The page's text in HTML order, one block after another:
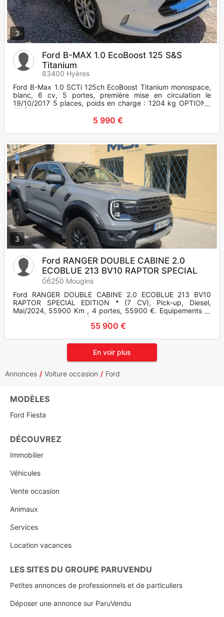
3
Ford B-MAX 1.0 EcoBoost 125 S&S
Titanium
83400 Hyères
Ford B-Max 1.0 SCTi 125ch EcoBoost Titanium monospace,
blanc, 6 cv, 5 portes, première mise en circulation le
19/10/2017 5 places, poids en charge : 1204 kg OPTIONS
ET ÉQUIPEMEN
5 990 €
3
Ford RANGER DOUBLE CABINE 2.0
ECOBLUE 213 BV10 RAPTOR SPECIAL
EDITION
06250 Mougins
Ford RANGER DOUBLE CABINE 2.0 ECOBLUE 213 BV10
RAPTOR SPECIAL EDITION * (7 CV), Pick-up, Diesel,
Mai/2024, 55900 Km , 4 portes, 55900 €. Equipements et
options : Antipatinage (ASR
55 900 €
En voir plus
Annonces Voiture occasion Ford
MODÈLES
Ford Fiesta
DÉCOUVREZ
Immobilier
Véhicules
Vente occasion
Animaux
Services
Location vacances
LES SITES DU GROUPE PARUVENDU
Petites annonces de professionnels et de particuliers
Déposer une annonce sur ParuVendu